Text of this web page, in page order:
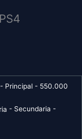
Principal- 550.000
- Secundaria -